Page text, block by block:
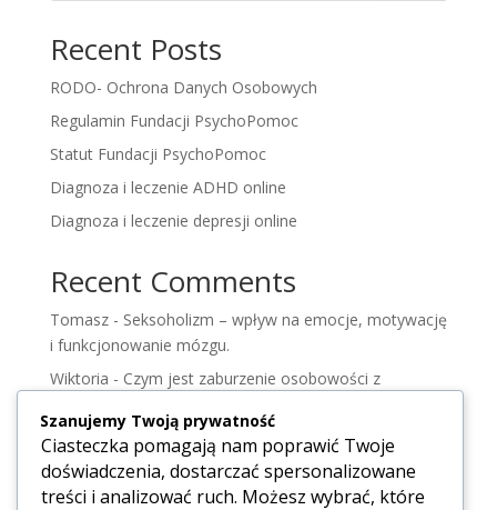
Recent Posts
RODO- Ochrona Danych Osobowych
Regulamin Fundacji PsychoPomoc
Statut Fundacji PsychoPomoc
Diagnoza i leczenie ADHD online
Diagnoza i leczenie depresji online
Recent Comments
Tomasz- Seksoholizm – wpływ na emocje, motywację
i funkcjonowanie mózgu.
Wiktoria - Czym jest zaburzenie osobowości z
Wiktoria-Zdrada
Wiktoria-Syndrom DDA, jak alkoholizm dotyka
Polaków.
Szanujemy Twoją prywatność
Ciasteczka pomagają nam poprawić Twoje
doświadczenia, dostarczać spersonalizowane
treści i analizować ruch. Możesz wybrać, które